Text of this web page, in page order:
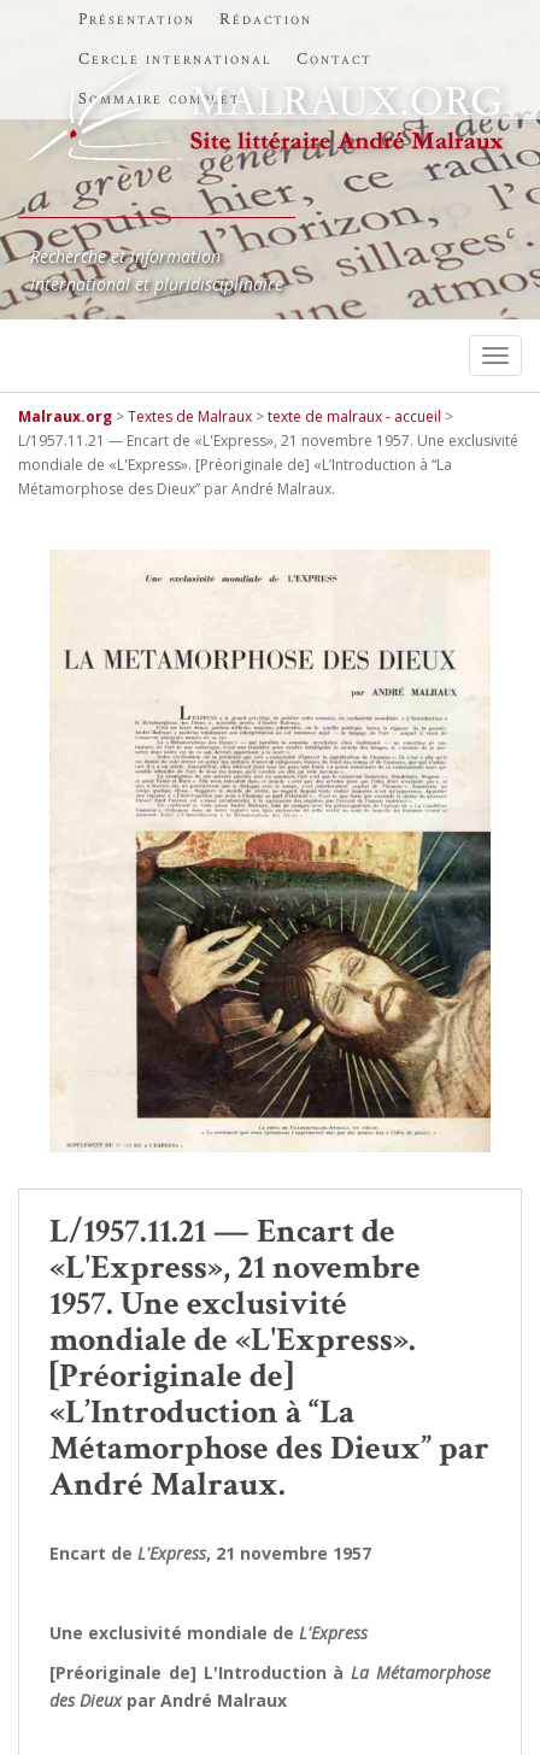
Présentation
Rédaction
Cercle international
Contact
Sommaire complet
Recherche et information
International et pluridisciplinaire
Malraux.org >Textes de Malraux >texte de malraux - accueil >
L/1957.11.21 — Encart de «L'Express», 21 novembre 1957. Une exclusivité
mondiale de «L'Express». [Préoriginale de] «L’Introduction à “La
Métamorphose des Dieux” par André Malraux.
L/1957.11.21 — Encart de
«L'Express», 21 novembre
1957. Une exclusivité
mondiale de «L'Express».
[Préoriginale de]
«L’Introduction à “La
Métamorphose des Dieux” par
André Malraux.
Encart de L'Express, 21 novembre 1957
Une exclusivité mondiale de L'Express
[Préoriginale de] L'Introduction à La Métamorphose
des Dieuxpar André Malraux